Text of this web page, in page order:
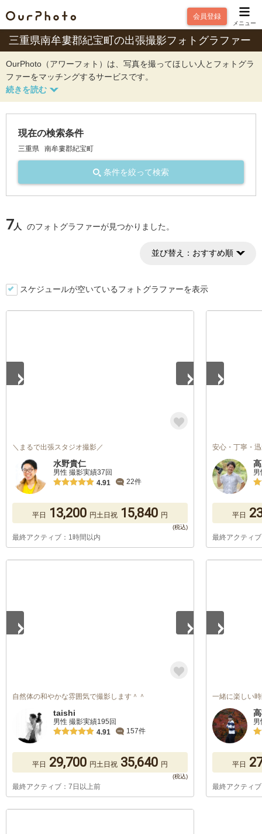
会員登録
メニュー
三重県南牟婁郡紀宝町の出張撮影フォトグラファー
OurPhoto（アワーフォト）は、写真を撮ってほしい人とフォトグラ
ファーをマッチングするサービスです。
現在の検索条件
三重県 南牟婁郡紀宝町
条件を絞って検索
7人 のフォトグラファーが見つかりました。
並び替え： おすすめ順
スケジュールが空いているフォトグラファーを表示
＼まるで出張スタジオ撮影／
水野貴仁
男性 撮影実績37回
4.91
22件
平日 13,200 円土日祝 15,840 円
最終アクティブ：1時間以内
安心・丁寧・
平日
最終アクティ
自然体の和やかな雰囲気で撮影します＾＾
taishi
男性 撮影実績195回
4.91
157件
平日 29,700 円土日祝 35,640 円
最終アクティブ：7日以上前
一緒に楽しい
男
平日
最終アクティ